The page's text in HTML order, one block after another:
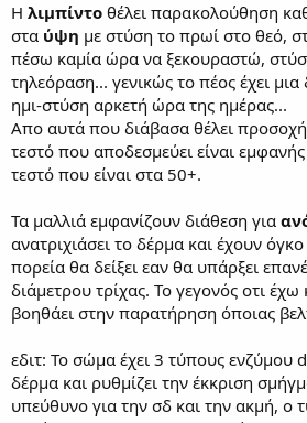
Η λιμπίντο θέλει παρακολούθηση
στα ύψη με στύση το πρωί στο θεό,
πέσω καμία ώρα να ξεκουραστώ,
τηλεόραση... γενικώς το πέος έχει μια
ημι-στύση αρκετή ώρα της ημέρας...
Απο αυτά που διάβασα θέλει
τεστό που αποδεσμεύει είναι
τεστό που είναι στα 50+.
Τα μαλλιά εμφανίζουν διάθεση για
ανατριχιάσει το δέρμα και έχουν
πορεία θα δείξει εαν θα υπάρξει
διάμετρου τρίχας. Το γεγονός οτι έχω
βοηθάει στην παρατήρηση όποιας
εδιτ: Το σώμα έχει 3 τύπους ενζύμου
δέρμα και ρυθμίζει την έκκριση
υπεύθυνο για την σδ και την ακμή, ο